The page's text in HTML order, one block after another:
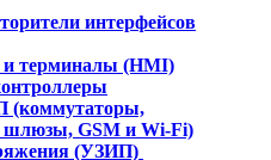
интерфейсов
и терминалы (HMI)
(коммутаторы,
GSM и Wi-Fi)
(УЗИП)